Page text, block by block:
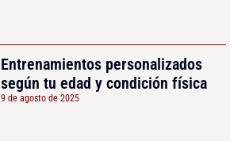
Entrenamientos personalizados
según tu edad y condición física
9 de agosto de 2025